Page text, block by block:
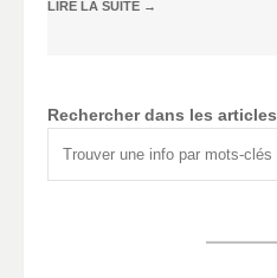
LIRE LA SUITE →
Rechercher dans les articles